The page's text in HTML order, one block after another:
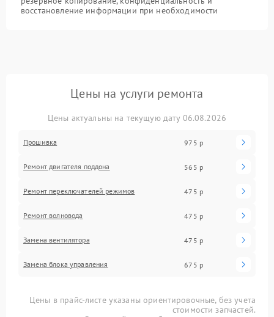
восстановление информации при необходимости
Цены на услуги ремонта
Цены актуальны на текущую дату 06.08.2026
Прошивка 975 р
Ремонт двигателя поддона 565 р
Ремонт переключателей режимов 475 р
Ремонт волновода 475 р
Замена вентилятора 475 р
Замена блока управления 675 р
Цены в прайс-листе указаны ориентировочные, без учета
стоимости запчастей.